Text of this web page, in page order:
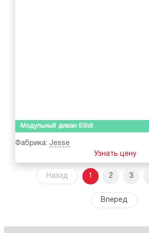
Модульный диван Elliot
Фабрика: Jesse
Узнать цену
Назад 1 2 3
Вперед